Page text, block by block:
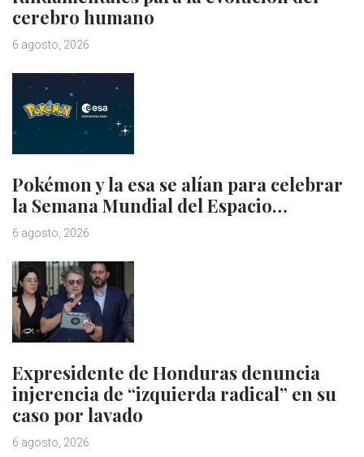
cerebro humano
6 agosto, 2026
Pokémon y la esa se alían para celebrar
la Semana Mundial del Espacio…
6 agosto, 2026
Expresidente de Honduras denuncia
injerencia de “izquierda radical” en su
caso por lavado
6 agosto, 2026